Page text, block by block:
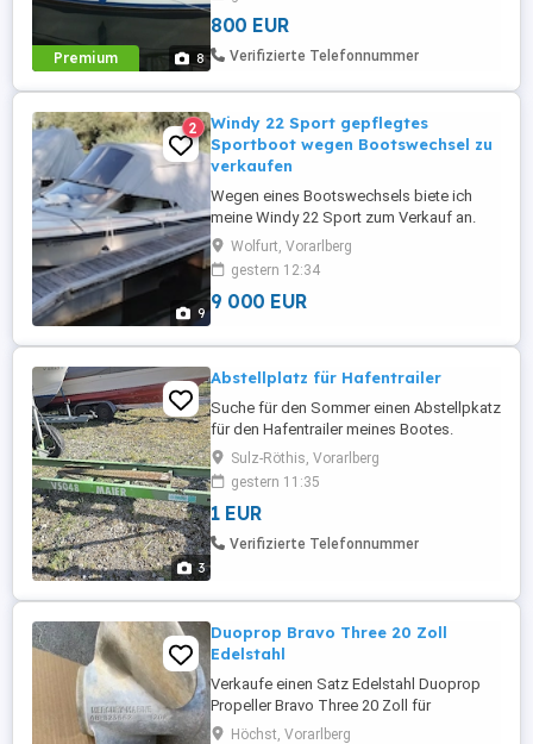
Premium 8
wenn Boot bis Ende August am
Abstellplatz abgeholt wird. Motor
Innenborder 7 PS starre Welle einwandfrei,
grosse gute ...
800 EUR
Verifizierte Telefonnummer
9
2
Windy 22 Sport gepflegtes
Sportboot wegen Bootswechsel zu
verkaufen
Wegen eines Bootswechsels biete ich
meine Windy 22 Sport zum Verkauf an.
Das Boot befindet sich in einem guten,
gepflegten Zustand, wurde regelmäßig
gewartet und der Motor läuft einwandfrei.
Die Vorführung ist gültig bis 23.06.2029.
ohne Liegeplatz. Technische ...
Wolfurt, Vorarlberg
gestern 12:34
9 000 EUR
3
Abstellplatz für Hafentrailer
Suche für den Sommer einen Abstellpkatz
für den Hafentrailer meines Bootes.
Sulz-Röthis, Vorarlberg
gestern 11:35
1 EUR
Verifizierte Telefonnummer
Duoprop Bravo Three 20 Zoll
Edelstahl
Verkaufe einen Satz Edelstahl Duoprop
Propeller Bravo Three 20 Zoll für
Mercruiser in sehr gutem Zustand. Keine
Höchst, Vorarlberg